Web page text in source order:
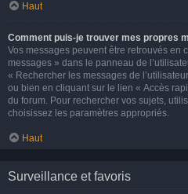
Haut
Comment puis-je trouver mes propres
Vos messages peuvent être retrouvés en
messages » dans le panneau de
« Rechercher les messages de
ou bien en cliquant sur le lien « Accès
du forum. Pour rechercher vos sujets,
choisissez les paramètres appropriés.
Haut
Surveillance et favoris